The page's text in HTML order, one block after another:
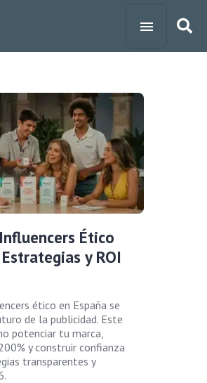
Ético
y ROI
ético en España se
de la publicidad. Este
potenciar tu marca,
y construir confianza
transparentes y